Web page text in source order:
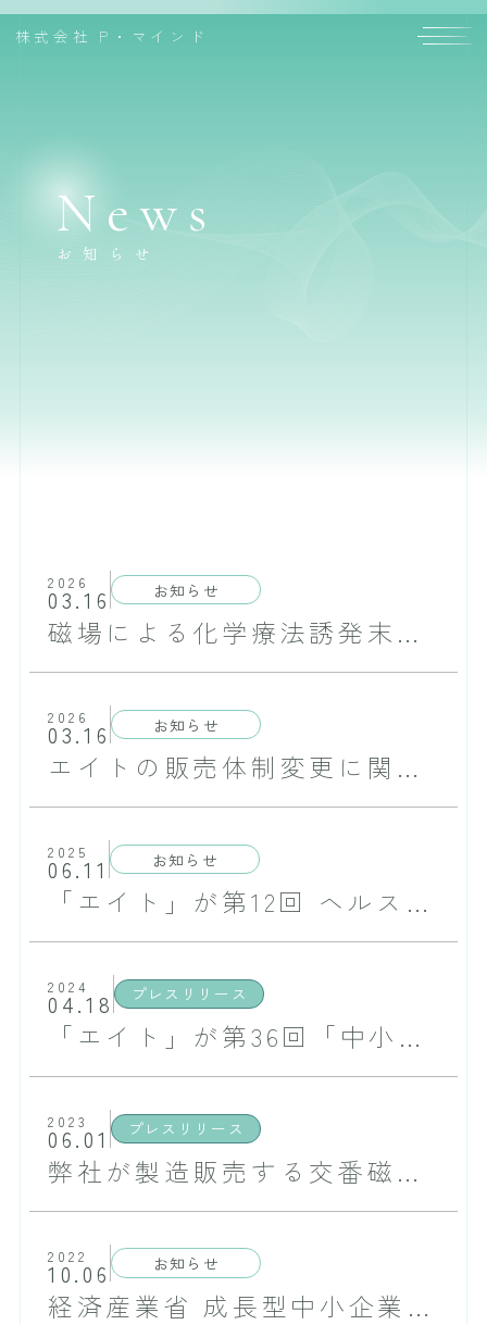
株式会社 P・マインド
News
お知らせ
2026
03.16 お知らせ
磁場による化学療法誘発末梢神経障害（CIPN）の疼痛緩和に関する論文が掲載されました
2026
03.16 お知らせ
エイトの販売体制変更に関するご案内
2025
06.11 お知らせ
「エイト」が第12回 ヘルスケア産業づくり貢献大賞にて、大賞を受賞致しました
2024
04.18 プレスリリース
「エイト」が第36回「中小企業優秀新技術・新製品賞」の一般部門優秀賞を受賞致しました
2023
06.01 プレスリリース
弊社が製造販売する交番磁界治療器「エイト」が日本における保険適用を取得いたしました
2022
10.06 お知らせ
経済産業省 成長型中小企業等研究開発支援事業に採択されました